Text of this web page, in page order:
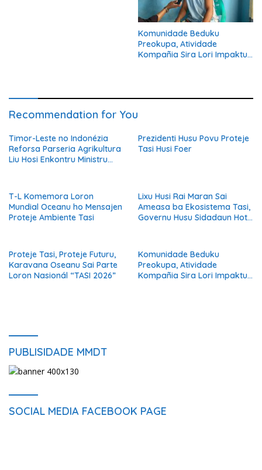
Komunidade Beduku
Preokupa, Atividade
Kompañia Sira Lori Impaktu
Recommendation for You
Timor-Leste no Indonézia
Reforsa Parseria Agrikultura
Liu Hosi Enkontru Ministru
Prezidenti Husu Povu Proteje
Tasi Husi Foer
T-L Komemora Loron
Mundial Oceanu ho Mensajen
Proteje Ambiente Tasi
Lixu Husi Rai Maran Sai
Ameasa ba Ekosistema Tasi,
Governu Husu Sidadaun Hotu
Proteje Tasi, Proteje Futuru,
Karavana Oseanu Sai Parte
Loron Nasionál “TASI 2026”
Komunidade Beduku
Preokupa, Atividade
Kompañia Sira Lori Impaktu
PUBLISIDADE MMDT
SOCIAL MEDIA FACEBOOK PAGE